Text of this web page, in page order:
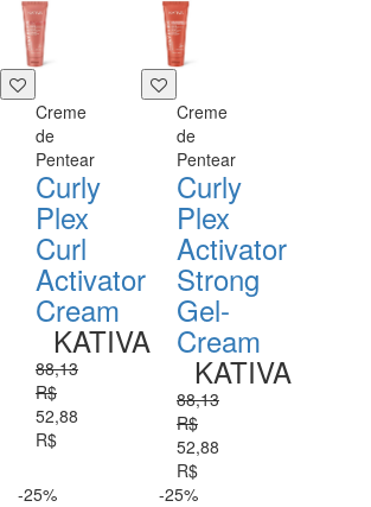
Creme
de
Pentear
Curly
Plex
Curl
Activator
Cream
KATIVA
88,13
R$
52,88
R$
Creme
de
Pentear
Curly
Plex
Activator
Strong
Gel-
Cream
KATIVA
88,13
R$
52,88
R$
-25%
-25%